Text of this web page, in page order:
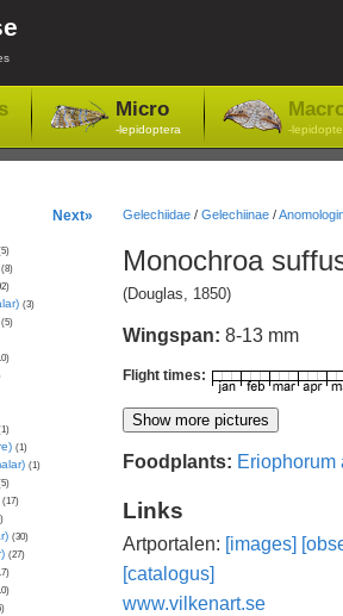
Micro
-lepidoptera -
Gelechiidae/ Gelechiinae/
Monochroa
(Douglas, 1850)
Wingspan: 8-13 mm
Flight times:
Foodplants: Eriophorum
Links
Artportalen: [images]
[catalogus]
www.vilkenart.se
Next»
(8)
(3)
(5)
(1)
(1)
(17)
(30)
(27)